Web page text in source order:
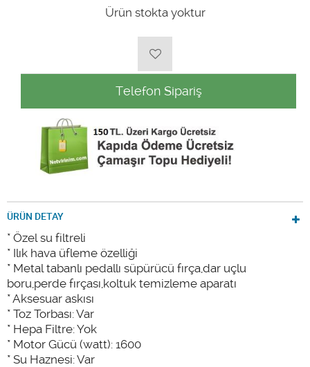
Ürün stokta yoktur
Telefon Sipariş
ÜRÜN DETAY
* Özel su filtreli
* Ilık hava üfleme özelliği
* Metal tabanlı pedallı süpürücü fırça,dar uçlu
boru,perde fırçası,koltuk temizleme aparatı
* Aksesuar askısı
* Toz Torbası: Var
* Hepa Filtre: Yok
* Motor Gücü (watt): 1600
* Su Haznesi: Var